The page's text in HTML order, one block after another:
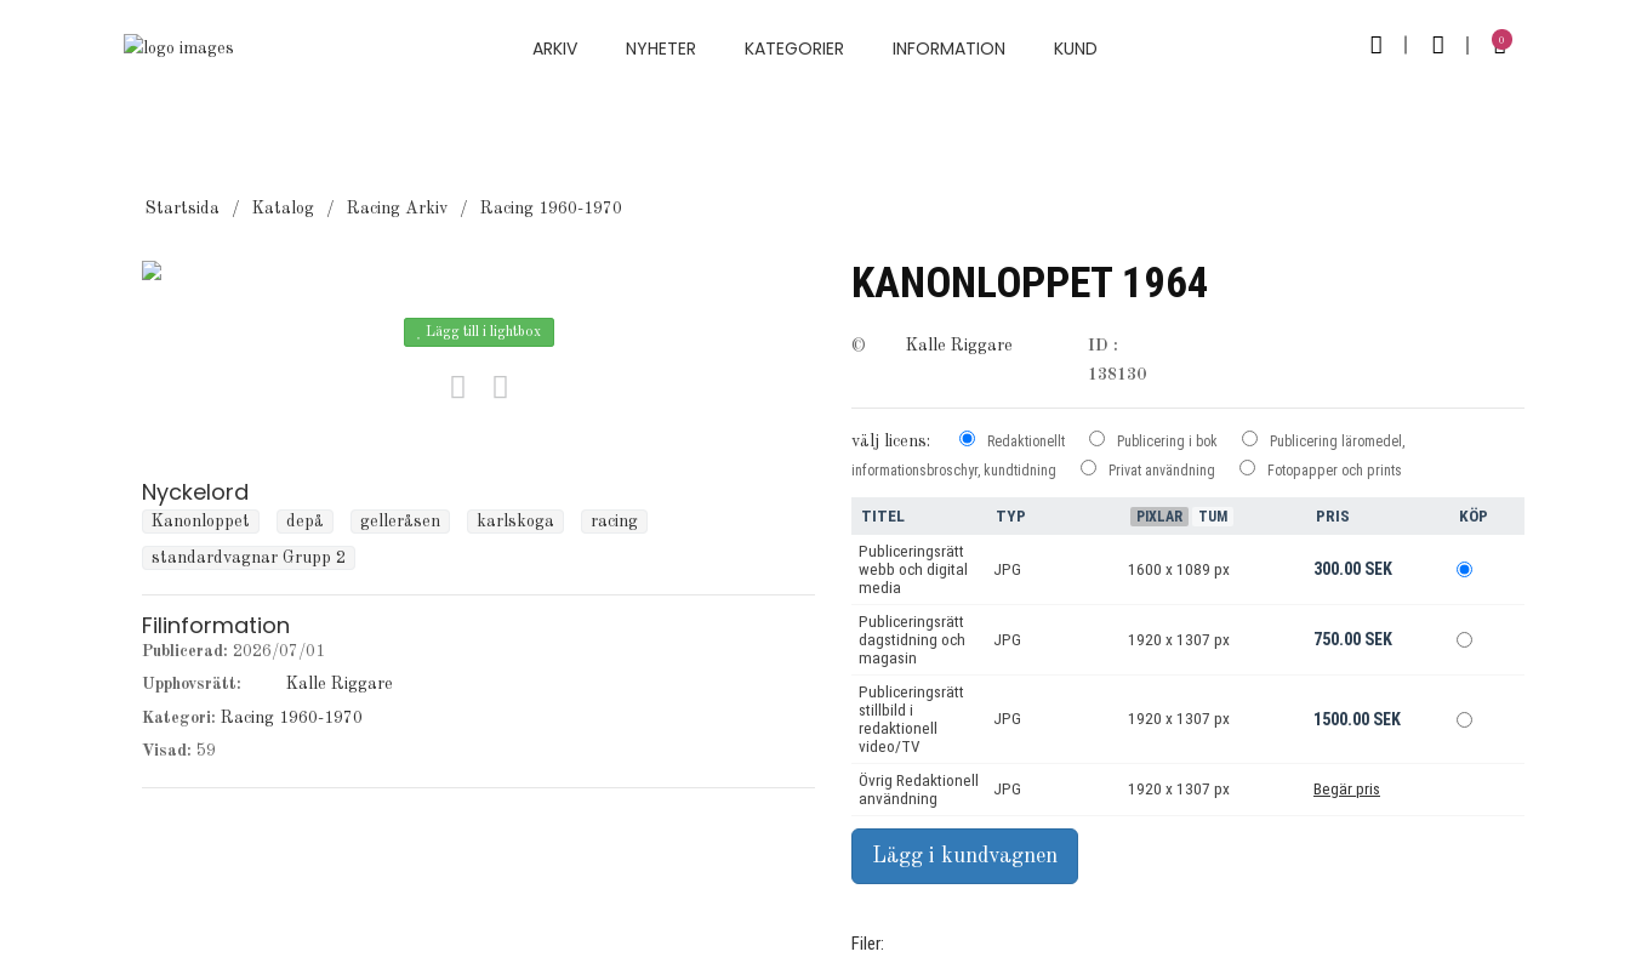
ARKIV NYHETER KATEGORIER INFORMATION KUND 0
Startsida Katalog Racing Arkiv Racing 1960-1970
Lägg till i lightbox
Nyckelord
Kanonloppet depå gelleråsen karlskoga racing
standardvagnar Grupp 2
Filinformation
Publicerad: 2026/07/01
Upphovsrätt:
Kalle Riggare
Kategori: Racing 1960-1970
Visad: 59
KANONLOPPET 1964
© Kalle Riggare
ID :
138130
välj licens: Redaktionellt Publicering i bok
Publicering läromedel,
informationsbroschyr, kundtidning
Privat användning Fotopapper och prints
TITEL TYP PIXLAR TUM PRIS
KÖP
Publiceringsrätt
webb och digital
media
JPG 1600 x 1089 px 300.00 SEK
Publiceringsrätt
dagstidning och
magasin
JPG 1920 x 1307 px 750.00 SEK
Publiceringsrätt
stillbild i
redaktionell
video/TV
JPG 1920 x 1307 px 1500.00 SEK
Övrig Redaktionell
användning
JPG 1920 x 1307 px Begär pris
Filer: